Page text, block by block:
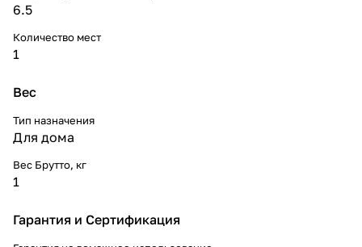
6.5
Количество мест
1
Вес
Тип назначения
Для дома
Вес Брутто, кг
1
Гарантия и Сертификация